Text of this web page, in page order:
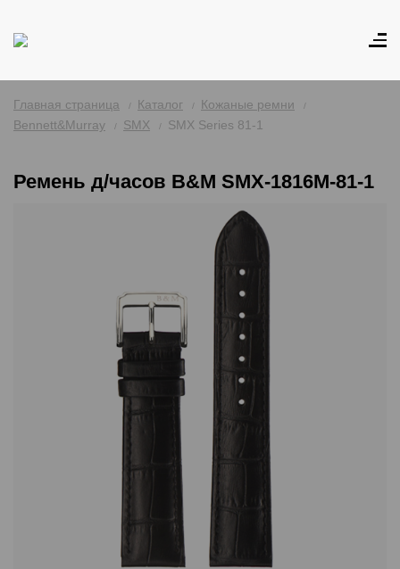
Главная страница Каталог
Кожаные ремни
Bennett&Murray
SMX SMX Series 81-1
Ремень д/часов B&M SMX-1816M-81-1